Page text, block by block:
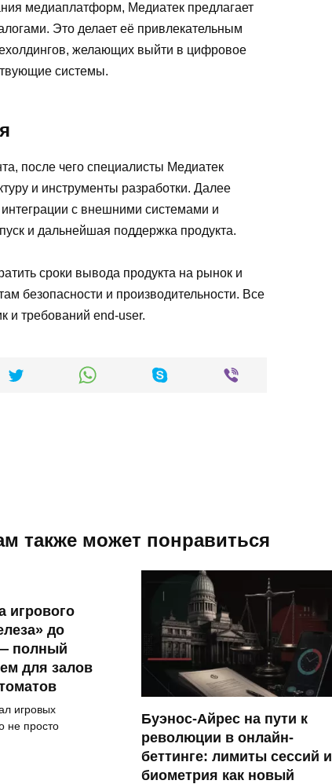
медиаплатформ, Медиатек предлагает
Это делает её привлекательным
желающих выйти в цифровое
системы.
после чего специалисты Медиатек
и инструменты разработки. Далее
с внешними системами и
и дальнейшая поддержка продукта.
сроки вывода продукта на рынок и
безопасности и производительности. Все
и требований end-user.
также может понравиться
игрового
до
полный
для залов
игровых
не просто
Буэнос-Айрес на пути к
революции в онлайн-
беттинге: лимиты сессий и
биометрия как новый